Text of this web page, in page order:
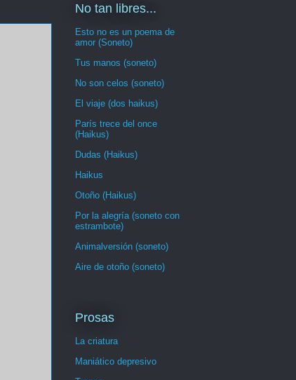
No tan libres...
Esto no es un poema de
amor (Soneto)
Tus manos (soneto)
No son celos (soneto)
El viaje (dos haikus)
París trece del once
(Haikus)
Dudas (Haikus)
Haikus
Otoño (Haikus)
Por la alegría (soneto con
estrambote)
Animalversión (soneto)
Aire de otoño (soneto)
Prosas
La criatura
Maniático depresivo